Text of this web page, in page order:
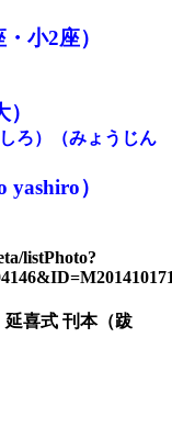
小2座）
ろ）（みょうじん
）
listPhoto?
喜式 刊本（跋